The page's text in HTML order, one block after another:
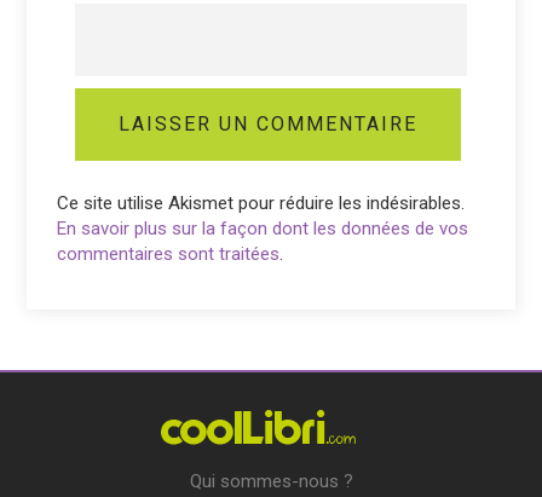
Ce site utilise Akismet pour réduire les indésirables.
En savoir plus sur la façon dont les données de vos
commentaires sont traitées.
Qui sommes-nous ?